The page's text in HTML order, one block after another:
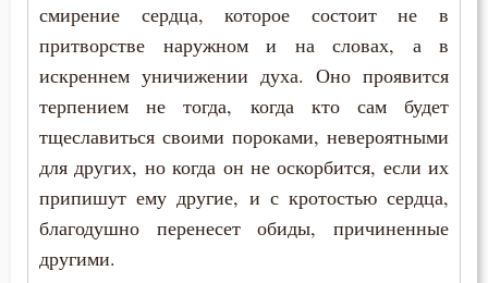
смирение сердца, которое состоит не в
притворстве наружном и на словах, а в
искреннем уничижении духа. Оно проявится
терпением не тогда, когда кто сам будет
тщеславиться своими пороками, невероятными
для других, но когда он не оскорбится, если их
припишут ему другие, и с кротостью сердца,
благодушно перенесет обиды, причиненные
другими.